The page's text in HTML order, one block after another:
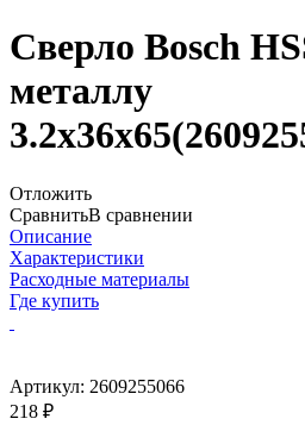
Сверло Bosch
металлу
Отложить
СравнитьВ сравнении
Описание
Характеристики
Расходные материалы
Где купить
Артикул: 2609255066
218 ₽